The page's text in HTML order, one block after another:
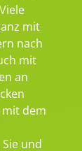
mit
nach
mit
an
dem
und